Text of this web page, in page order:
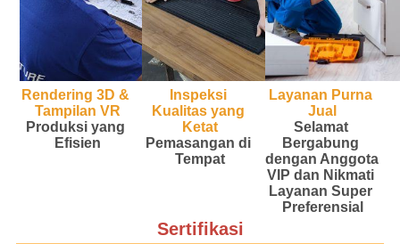
Rendering 3D &
Tampilan VR
Produksi yang
Efisien
Inspeksi
Kualitas yang
Ketat
Pemasangan di
Tempat
Layanan Purna
Jual
Selamat
Bergabung
dengan Anggota
VIP dan Nikmati
Layanan Super
Preferensial
Sertifikasi